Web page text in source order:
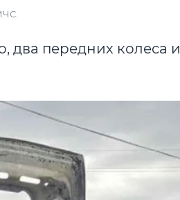
два передних колеса и